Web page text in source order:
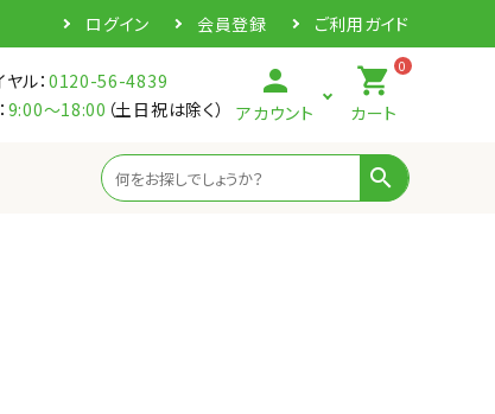
ログイン 会員登録 ご利用ガイド
ル： 0120-56-4839
9:00～18:00 （土日祝は除く）
person
アカウント
0
shopping_cart
カート
search